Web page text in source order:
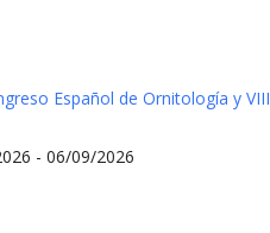
Español de Ornitología y VIII
- 06/09/2026